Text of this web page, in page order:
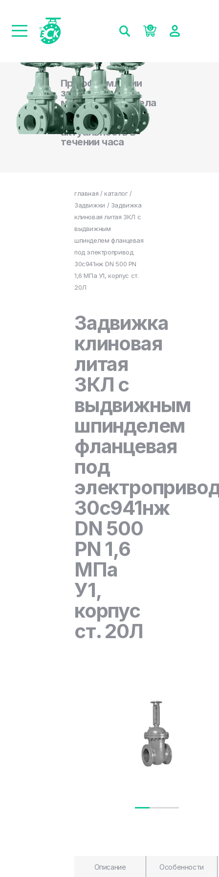
0
При оформлении
заказа на сайте,
менеджеры отдела
продаж
подтверждают
актуальность в
течении часа
главная / каталог/
Задвижки / Задвижка
клиновая литая ЗКЛ с
выдвижным
шпинделем фланцевая
под электропривод
30с941нж DN 500 PN
1,6 МПа У1, корпус ст.
20Л
Задвижка
клиновая
литая
ЗКЛ с
выдвижным
шпинделем
фланцевая
под
30с941нж
DN 500
PN 1,6
МПа
У1,
корпус
ст. 20Л
Описание Особенности